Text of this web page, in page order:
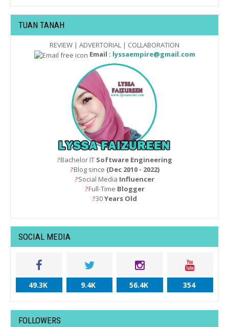
TUAN TANAH
REVIEW | ADVERTORIAL | COLLABORATION
Email : lyssaempire@gmail.com
?Bachelor IT Software Engineering
?Blog since (Dec 2010 - 2022)
?Social Media Influencer
?Full-Time Blogger
?30Years Old
SOCIAL MEDIA
49.3K 9.4K 56.4K 354
FOLLOWERS